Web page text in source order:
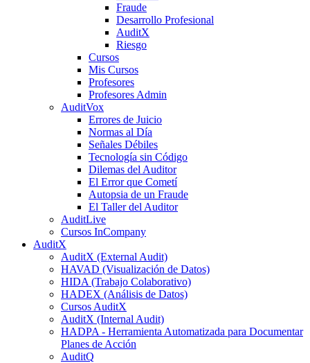
Fraude
Desarrollo Profesional
AuditX
Riesgo
Cursos
Mis Cursos
Profesores
Profesores Admin
AuditVox
Errores de Juicio
Normas al Día
Señales Débiles
Tecnología sin Código
Dilemas del Auditor
El Error que Cometí
Autopsia de un Fraude
El Taller del Auditor
AuditLive
Cursos InCompany
AuditX
AuditX (External Audit)
HAVAD (Visualización de Datos)
HIDA (Trabajo Colaborativo)
HADEX (Análisis de Datos)
Cursos AuditX
AuditX (Internal Audit)
HADPA - Herramienta Automatizada para Documentar
Planes de Acción
AuditQ